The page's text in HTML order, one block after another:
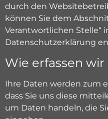
durch den
können Sie dem
Verantwortlichen Stelle“
Datenschutzerklärung
Wie erfassen
Ihre Daten werden zum
dass Sie uns diese
um Daten handeln, die